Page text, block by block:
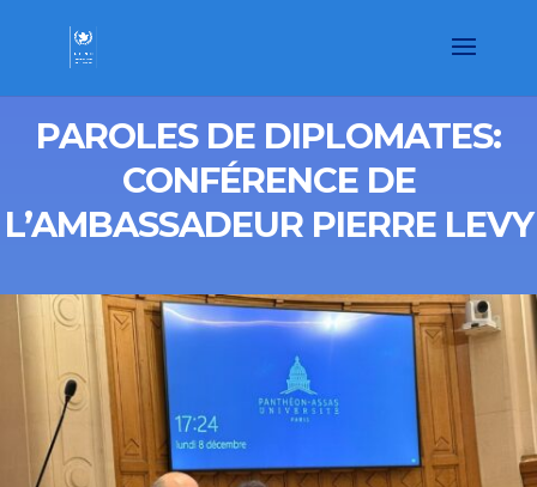
PAROLES DE DIPLOMATES:
CONFÉRENCE DE
L’AMBASSADEUR PIERRE LEVY